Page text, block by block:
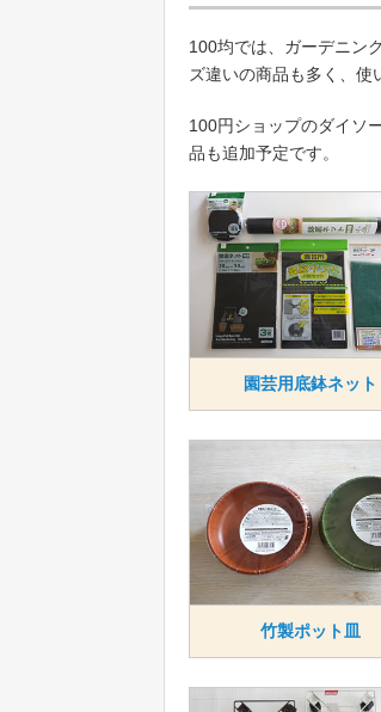
100均では、ガーデニン
ズ違いの商品も多く、使
100円ショップのダイソ
品も追加予定です。
園芸用底鉢ネット
竹製ポット皿